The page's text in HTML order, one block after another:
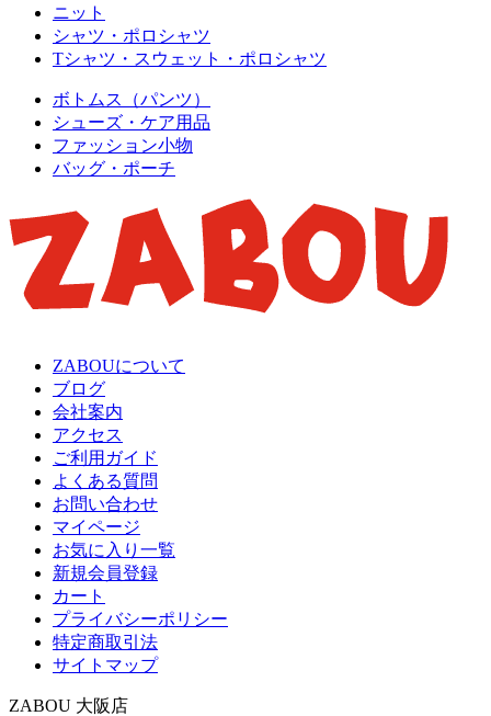
ニット
シャツ・ポロシャツ
Tシャツ・スウェット・ポロシャツ
ボトムス（パンツ）
シューズ・ケア用品
ファッション小物
バッグ・ポーチ
ZABOUについて
ブログ
会社案内
アクセス
ご利用ガイド
よくある質問
お問い合わせ
マイページ
お気に入り一覧
新規会員登録
カート
プライバシーポリシー
特定商取引法
サイトマップ
ZABOU 大阪店